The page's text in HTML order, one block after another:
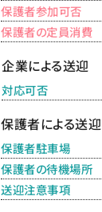
保護者参加可否
保護者の定員消費
企業による送迎
対応可否
保護者による送迎
保護者駐車場
保護者の待機場所
送迎注意事項